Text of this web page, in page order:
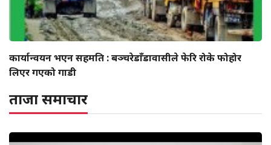
कार्यान्वयन भएन सहमति : बञ्चरेडाँडावासीले फेरि रोके फोहोर
लिएर गएको गाडी
ताजा समाचार